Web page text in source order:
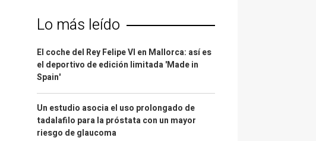
Lo más leído
El coche del Rey Felipe VI en Mallorca: así es
el deportivo de edición limitada 'Made in
Spain'
Un estudio asocia el uso prolongado de
tadalafilo para la próstata con un mayor
riesgo de glaucoma